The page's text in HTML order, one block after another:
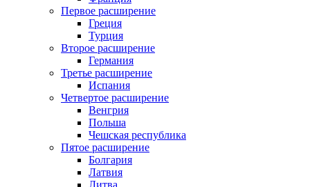
Первое расширение
Греция
Турция
Второе расширение
Германия
Третье расширение
Испания
Четвертое расширение
Венгрия
Польша
Чешская республика
Пятое расширение
Болгария
Латвия